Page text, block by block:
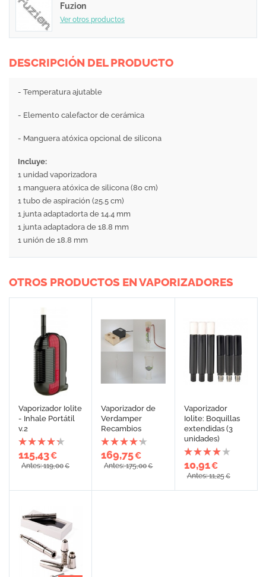
Fuzion
Ver otros productos
DESCRIPCIÓN DEL PRODUCTO
- Temperatura ajutable
- Elemento calefactor de cerámica
- Manguera atóxica opcional de silicona
Incluye:
1 unidad vaporizadora
1 manguera atóxica de silicona (80 cm)
1 tubo de aspiración (25.5 cm)
1 junta adaptadorta de 14.4 mm
1 junta adaptadora de 18.8 mm
1 unión de 18.8 mm
OTROS PRODUCTOS EN VAPORIZADORES
Vaporizador Iolite
- Inhale Portátil
v.2
115,43€
Antes: 119,00€
Vaporizador de
Verdamper
Recambios
169,75€
Antes: 175,00€
Vaporizador
Iolite: Boquillas
extendidas (3
unidades)
10,91€
Antes: 11,25€